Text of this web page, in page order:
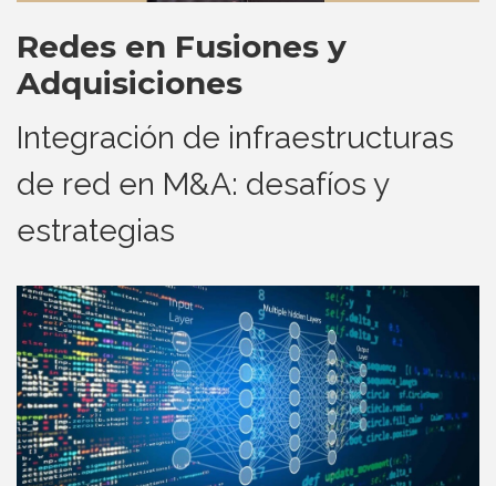
Redes en Fusiones y
Adquisiciones
Integración de infraestructuras
de red en M&A: desafíos y
estrategias